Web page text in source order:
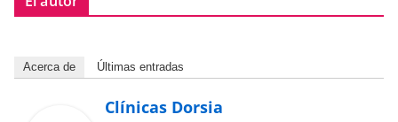
Acerca de Últimas entradas
Clínicas Dorsia